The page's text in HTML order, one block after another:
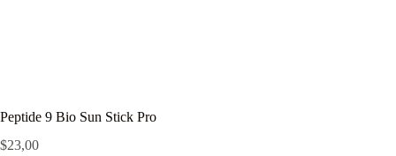
Peptide 9 Bio Sun Stick Pro
$23,00